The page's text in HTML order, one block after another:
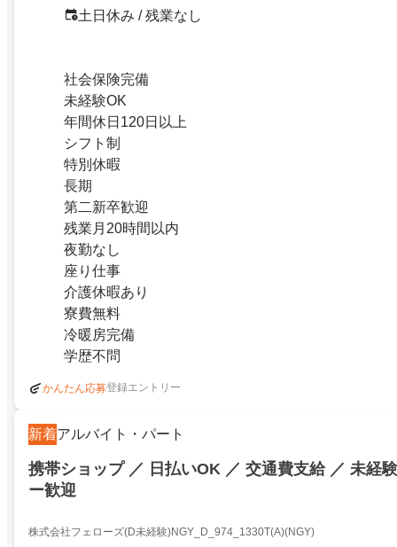
土日休み / 残業なし
社会保険完備
未経験OK
年間休日120日以上
シフト制
特別休暇
長期
第二新卒歓迎
残業月20時間以内
夜勤なし
座り仕事
介護休暇あり
寮費無料
冷暖房完備
学歴不問
かんたん応募登録エントリー
新着アルバイト・パート
携帯ショップ ／ 日払いOK ／ 交通費支給 ／ 未経
ー歓迎
株式会社フェローズ(D未経験)NGY_D_974_1330T(A)(NGY)